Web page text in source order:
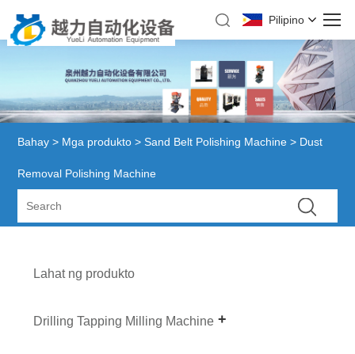
Pilipino
Bahay > Mga produkto >Sand Belt Polishing Machine > Dust
Removal Polishing Machine
Lahat ng produkto
Drilling Tapping Milling Machine